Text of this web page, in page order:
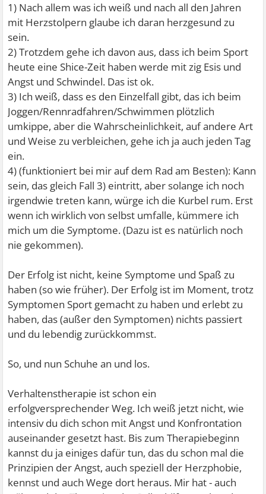
1) Nach allem was ich weiß und nach all den Jahren
mit Herzstolpern glaube ich daran herzgesund zu
sein.
2) Trotzdem gehe ich davon aus, dass ich beim Sport
heute eine Shice-Zeit haben werde mit zig Esis und
Angst und Schwindel. Das ist ok.
3) Ich weiß, dass es den Einzelfall gibt, das ich beim
Joggen/Rennradfahren/Schwimmen plötzlich
umkippe, aber die Wahrscheinlichkeit, auf andere Art
und Weise zu verbleichen, gehe ich ja auch jeden Tag
ein.
4) (funktioniert bei mir auf dem Rad am Besten): Kann
sein, das gleich Fall 3) eintritt, aber solange ich noch
irgendwie treten kann, würge ich die Kurbel rum. Erst
wenn ich wirklich von selbst umfalle, kümmere ich
mich um die Symptome. (Dazu ist es natürlich noch
nie gekommen).
Der Erfolg ist nicht, keine Symptome und Spaß zu
haben (so wie früher). Der Erfolg ist im Moment, trotz
Symptomen Sport gemacht zu haben und erlebt zu
haben, das (außer den Symptomen) nichts passiert
und du lebendig zurückkommst.
So, und nun Schuhe an und los.
Verhaltenstherapie ist schon ein
erfolgversprechender Weg. Ich weiß jetzt nicht, wie
intensiv du dich schon mit Angst und Konfrontation
auseinander gesetzt hast. Bis zum Therapiebeginn
kannst du ja einiges dafür tun, das du schon mal die
Prinzipien der Angst, auch speziell der Herzphobie,
kennst und auch Wege dort heraus. Mir hat - auch